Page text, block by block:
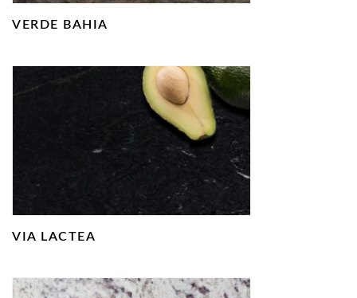
VERDE BAHIA
VIA LACTEA